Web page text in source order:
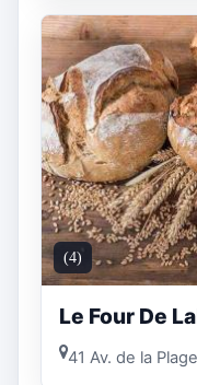
(4)
Le Four De
41 Av. de la